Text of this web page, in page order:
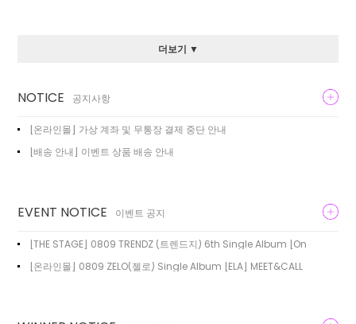
더보기 ▼
NOTICE 공지사항
[온라인몰] 가상 계좌 및 무통장 결제 중단 안내
[배송 안내] 이벤트 상품 배송 안내
EVENT NOTICE 이벤트 공지
[THE STAGE] 0809 TRENDZ (트렌드지) 6th Single Album [On
[온라인몰] 0809 ZELO(젤로) Single Album [ELA] MEET&CALL